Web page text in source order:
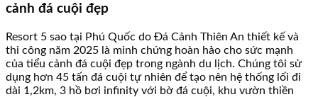
cảnh đá cuội đẹp
Resort 5 sao tại Phú Quốc do Đá Cảnh Thiên An thiết kế và
thi công năm 2025 là minh chứng hoàn hảo cho sức mạnh
của tiểu cảnh đá cuội đẹp trong ngành du lịch. Chúng tôi sử
dụng hơn 45 tấn đá cuội tự nhiên để tạo nên hệ thống lối đi
dài 1,2km, 3 hồ bơi infinity với bờ đá cuội, khu vườn thiền